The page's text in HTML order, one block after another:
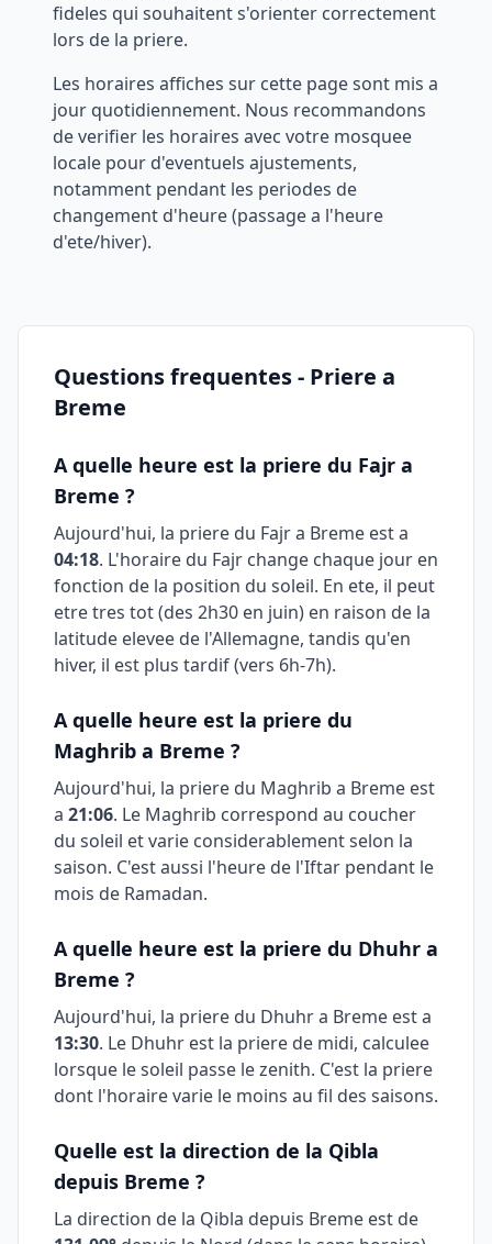
fideles qui souhaitent s'orienter correctement
lors de la priere.
Les horaires affiches sur cette page sont mis a
jour quotidiennement. Nous recommandons
de verifier les horaires avec votre mosquee
locale pour d'eventuels ajustements,
notamment pendant les periodes de
changement d'heure (passage a l'heure
d'ete/hiver).
Questions frequentes - Priere a
Breme
A quelle heure est la priere du Fajr a
Breme ?
Aujourd'hui, la priere du Fajr a Breme est a
04:18. L'horaire du Fajr change chaque jour en
fonction de la position du soleil. En ete, il peut
etre tres tot (des 2h30 en juin) en raison de la
latitude elevee de l'Allemagne, tandis qu'en
hiver, il est plus tardif (vers 6h-7h).
A quelle heure est la priere du
Maghrib a Breme ?
Aujourd'hui, la priere du Maghrib a Breme est
a 21:06. Le Maghrib correspond au coucher
du soleil et varie considerablement selon la
saison. C'est aussi l'heure de l'Iftar pendant le
mois de Ramadan.
A quelle heure est la priere du Dhuhr a
Breme ?
Aujourd'hui, la priere du Dhuhr a Breme est a
13:30. Le Dhuhr est la priere de midi, calculee
lorsque le soleil passe le zenith. C'est la priere
dont l'horaire varie le moins au fil des saisons.
Quelle est la direction de la Qibla
depuis Breme ?
La direction de la Qibla depuis Breme est de